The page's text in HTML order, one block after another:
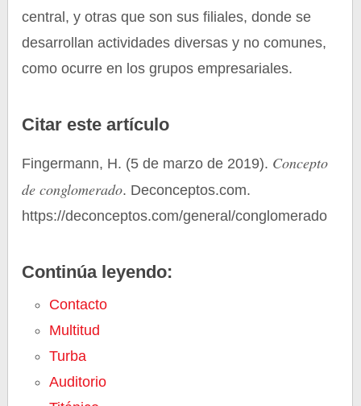
central, y otras que son sus filiales, donde se
desarrollan actividades diversas y no comunes,
como ocurre en los grupos empresariales.
Citar este artículo
Fingermann, H. (5 de marzo de 2019). Concepto
de conglomerado. Deconceptos.com.
https://deconceptos.com/general/conglomerado
Continúa leyendo:
Contacto
Multitud
Turba
Auditorio